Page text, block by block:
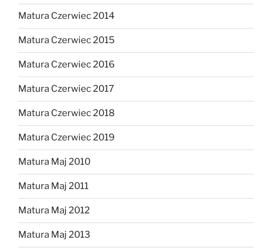
Matura Czerwiec 2014
Matura Czerwiec 2015
Matura Czerwiec 2016
Matura Czerwiec 2017
Matura Czerwiec 2018
Matura Czerwiec 2019
Matura Maj 2010
Matura Maj 2011
Matura Maj 2012
Matura Maj 2013